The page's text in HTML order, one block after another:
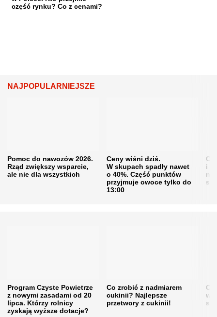
część rynku? Co z cenami?
NAJPOPULARNIEJSZE
Pomoc do nawozów 2026.
Rząd zwiększy wsparcie,
ale nie dla wszystkich
Ceny wiśni dziś.
W skupach spadły nawet
o 40%. Część punktów
przyjmuje owoce tylko do
13:00
i
Program Czyste Powietrze
z nowymi zasadami od 20
lipca. Którzy rolnicy
zyskają wyższe dotacje?
Co zrobić z nadmiarem
cukinii? Najlepsze
przetwory z cukinii!
w